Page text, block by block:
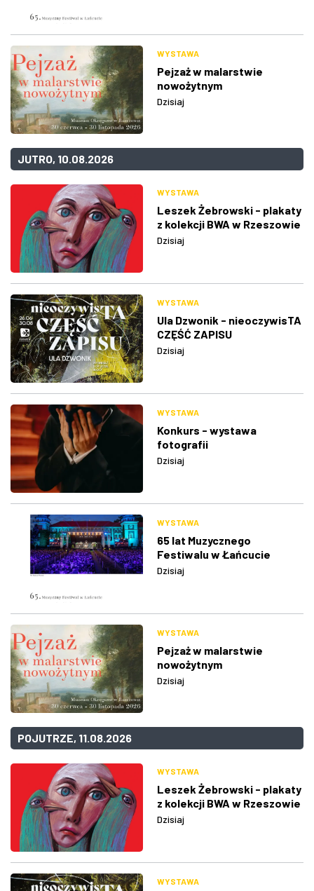
WYSTAWA
Pejzaż w malarstwie
nowożytnym
Dzisiaj
JUTRO, 10.08.2026
WYSTAWA
Leszek Żebrowski - plakaty
z kolekcji BWA w Rzeszowie
Dzisiaj
WYSTAWA
Ula Dzwonik - nieoczywisTA
CZĘŚĆ ZAPISU
Dzisiaj
WYSTAWA
Konkurs - wystawa
fotografii
Dzisiaj
WYSTAWA
65 lat Muzycznego
Festiwalu w Łańcucie
Dzisiaj
WYSTAWA
Pejzaż w malarstwie
nowożytnym
Dzisiaj
POJUTRZE, 11.08.2026
WYSTAWA
Leszek Żebrowski - plakaty
z kolekcji BWA w Rzeszowie
Dzisiaj
WYSTAWA